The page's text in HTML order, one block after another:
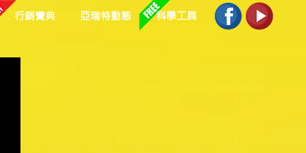
行銷寶典 亞瑞特動態 科學工具